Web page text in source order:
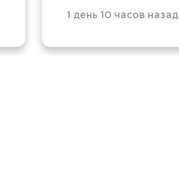
1 день 10 часов назад